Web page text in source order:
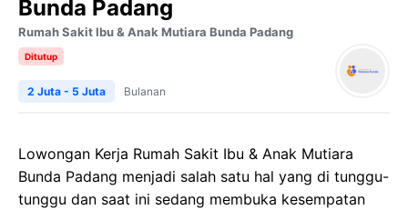
Bunda Padang
Rumah Sakit Ibu & Anak Mutiara Bunda Padang
Ditutup
2 Juta - 5 Juta Bulanan
Lowongan Kerja Rumah Sakit Ibu & Anak Mutiara
Bunda Padang menjadi salah satu hal yang di tunggu-
tunggu dan saat ini sedang membuka kesempatan